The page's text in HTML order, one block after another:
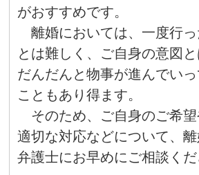
がおすすめです。
離婚においては、一度行
とは難しく、ご自身の意図
だんだんと物事が進んでい
こともあり得ます。
そのため、ご自身のご希
適切な対応などについて、
弁護士にお早めにご相談くだ